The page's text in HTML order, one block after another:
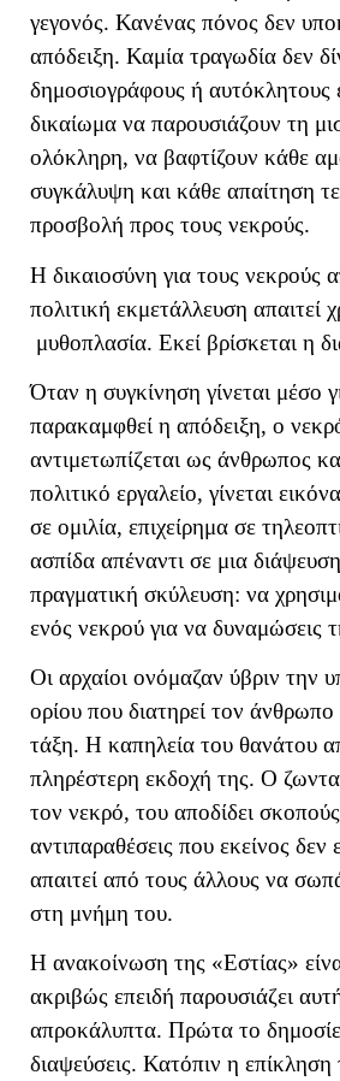
γεγονός. Κανένας πόνος δεν
απόδειξη. Καμία τραγωδία δεν
δημοσιογράφους ή αυτόκλητους
δικαίωμα να παρουσιάζουν τη
ολόκληρη, να βαφτίζουν κάθε
συγκάλυψη και κάθε απαίτηση
προσβολή προς τους νεκρούς.
Η δικαιοσύνη για τους νεκρούς
πολιτική εκμετάλλευση απαιτεί
μυθοπλασία. Εκεί βρίσκεται η
Όταν η συγκίνηση γίνεται μέσο
παρακαμφθεί η απόδειξη, ο
αντιμετωπίζεται ως άνθρωπος
πολιτικό εργαλείο, γίνεται
σε ομιλία, επιχείρημα σε
ασπίδα απέναντι σε μια
πραγματική σκύλευση: να
ενός νεκρού για να δυναμώσεις
Οι αρχαίοι ονόμαζαν ύβριν την
ορίου που διατηρεί τον
τάξη. Η καπηλεία του θανάτου
πληρέστερη εκδοχή της. Ο
τον νεκρό, του αποδίδει
αντιπαραθέσεις που εκείνος δεν
απαιτεί από τους άλλους να
στη μνήμη του.
Η ανακοίνωση της «Εστίας»
ακριβώς επειδή παρουσιάζει
απροκάλυπτα. Πρώτα το
διαψεύσεις. Κατόπιν η επίκληση